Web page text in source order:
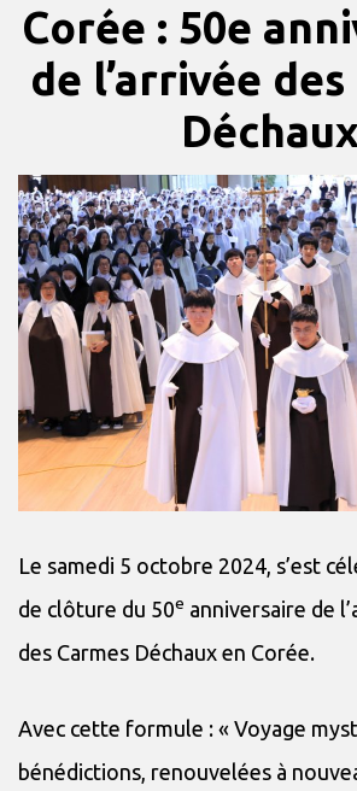
Corée : 50e
de l’arrivée
Déchaux
Le samedi 5 octobre 2024, s’est
de clôture du 50e anniversaire de
des Carmes Déchaux en Corée.
Avec cette formule : « Voyage
bénédictions, renouvelées à